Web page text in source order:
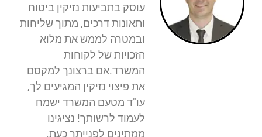
עוסק בתביעות נזיקין ביטוח
ותאונות דרכים, מתוך שליחות
ובמטרה לממש את מלוא
הזכויות של לקוחות
המשרד.אם ברצונך למקסם
את פיצוי נזיקין המגיעים לך,
עו"ד מטעם המשרד ישמח
לעמוד לרשותך! נציגינו
ממתינים לפנייתך כעת.